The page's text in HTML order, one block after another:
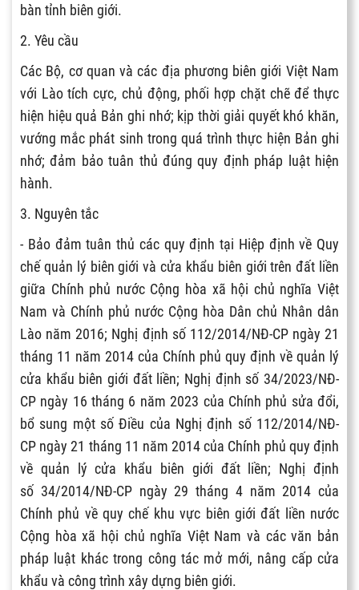
bàn tỉnh biên giới.
2. Yêu cầu
Các Bộ, cơ quan và các địa phương biên giới Việt Nam
với Lào tích cực, chủ động, phối hợp chặt chẽ để thực
hiện hiệu quả Bản ghi nhớ; kịp thời giải quyết khó khăn,
vướng mắc phát sinh trong quá trình thực hiện Bản ghi
nhớ; đảm bảo tuân thủ đúng quy định pháp luật hiện
hành.
3. Nguyên tắc
- Bảo đảm tuân thủ các quy định tại Hiệp định về Quy
chế quản lý biên giới và cửa khẩu biên giới trên đất liền
giữa Chính phủ nước Cộng hòa xã hội chủ nghĩa Việt
Nam và Chính phủ nước Cộng hòa Dân chủ Nhân dân
Lào năm 2016; Nghị định số 112/2014/NĐ-CP ngày 21
tháng 11 năm 2014 của Chính phủ quy định về quản lý
cửa khẩu biên giới đất liền; Nghị định số 34/2023/NĐ-
CP ngày 16 tháng 6 năm 2023 của Chính phủ sửa đổi,
bổ sung một số Điều của Nghị định số 112/2014/NĐ-
CP ngày 21 tháng 11 năm 2014 của Chính phủ quy định
về quản lý cửa khẩu biên giới đất liền; Nghị định
số 34/2014/NĐ-CP ngày 29 tháng 4 năm 2014 của
Chính phủ về quy chế khu vực biên giới đất liền nước
Cộng hòa xã hội chủ nghĩa Việt Nam và các văn bản
pháp luật khác trong công tác mở mới, nâng cấp cửa
khẩu và công trình xây dựng biên giới.